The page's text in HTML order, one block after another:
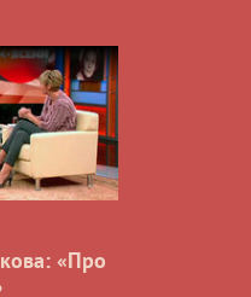
«Про